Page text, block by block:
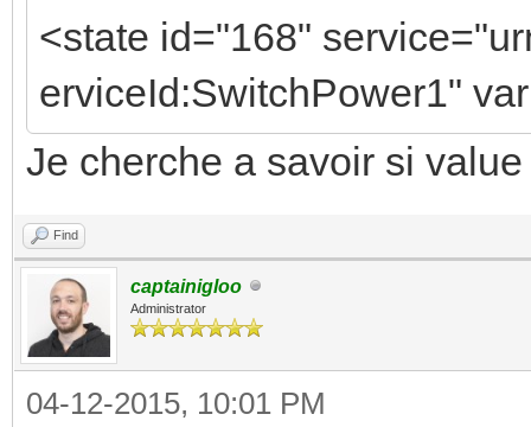
<state id="168"
erviceId:SwitchPower1"
Je cherche a savoir si
Find
captainigloo
Administrator
04-12-2015, 10:01 PM